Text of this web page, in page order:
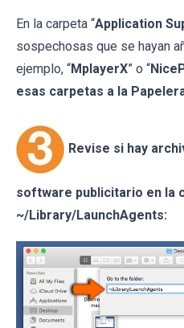
En la carpeta “Application
sospechosas que se hayan
ejemplo, “MplayerX” o “
esas carpetas a la
Revise si hay
software publicitario en la
~/Library/LaunchAgents: